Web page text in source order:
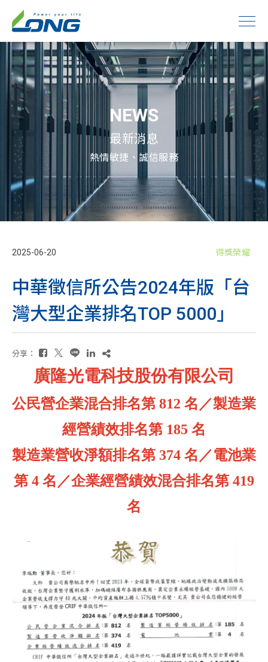
NEWS
最新消息
熱情敏捷、誠信服務
2025-06-20 得獎榮耀
中華徵信所公告2024年版「台
灣大型企業排名TOP 5000」
分享：
廣隆光電科技股份有限公司
公民營企業混合排名第 812 名／製造業
經營績效排名第 185 名
製造業營收淨額排名第 374 名／電池業
第 4 名／企業經營績效混合排名第 419
名